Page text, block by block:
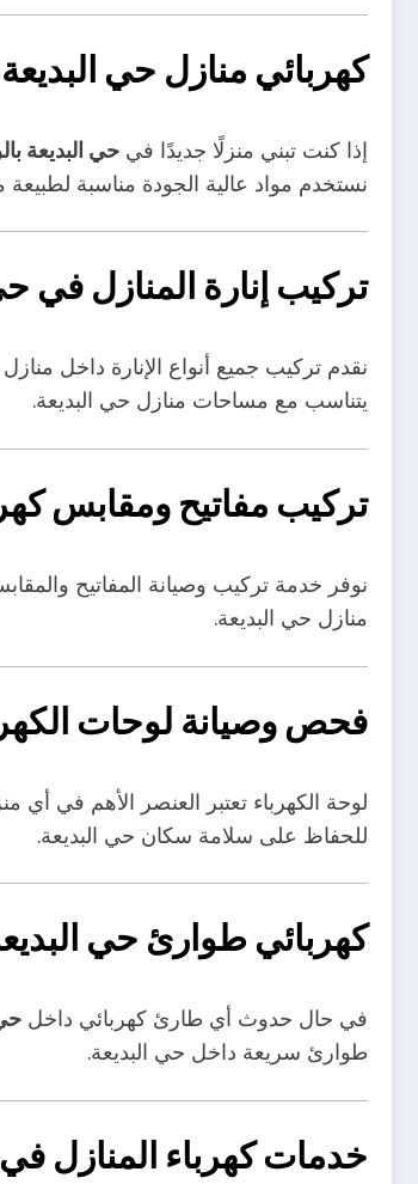
كهربائي منازل حي
إذا كنت تبني منزلًا جديدًا في حي البديعة
نستخدم مواد عالية الجودة مناسبة لطبيعة
تركيب إنارة المنازل في
نقدم تركيب جميع أنواع الإنارة داخل منازل
يتناسب مع مساحات منازل حي البديعة.
تركيب مفاتيح ومقابس
نوفر خدمة تركيب وصيانة المفاتيح
منازل حي البديعة.
فحص وصيانة لوحات
لوحة الكهرباء تعتبر العنصر الأهم في أي
للحفاظ على سلامة سكان حي البديعة.
كهربائي طوارئ حي البديعة 24
في حال حدوث أي طارئ كهربائي داخل
طوارئ سريعة داخل حي البديعة.
خدمات كهرباء المنازل